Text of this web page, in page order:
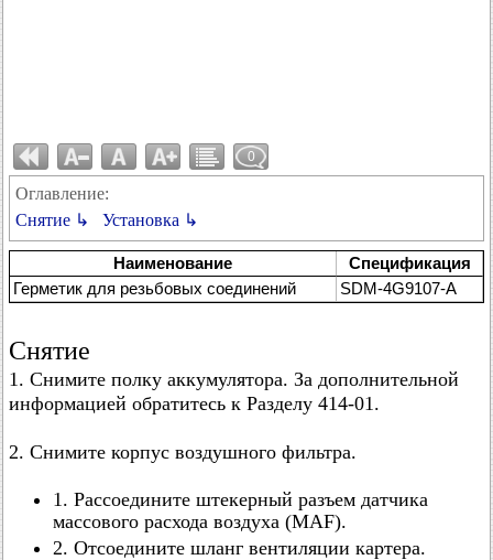
0
Оглавление:
Снятие ↳
Установка ↳
Наименование
Спецификация
Герметик для резьбовых соединений
SDM-4G9107-A
Снятие
1. Снимите полку аккумулятора. За дополнительной
информацией обратитесь к Разделу 414-01.
2. Снимите корпус воздушного фильтра.
1. Рассоедините штекерный разъем датчика
массового расхода воздуха (MAF).
2. Отсоедините шланг вентиляции картера.